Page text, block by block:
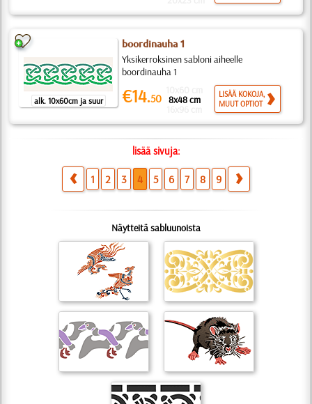
alk. 10x60cm ja suur
boordinauha 1
Yksikerroksinen sabloni aiheelle
boordinauha 1
€14.50 8x48 cm
LISÄÄ KOKOJA,
MUUT OPTIOT
lisää sivuja:
1 2 3 4 5 6 7 8 9
Näytteitä sabluunoista